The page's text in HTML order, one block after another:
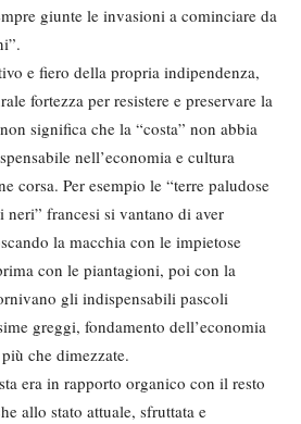
giunte le invasioni a cominciare da
e fiero della propria indipendenza,
fortezza per resistere e preservare la
significa che la “costa” non abbia
nell’economia e cultura
corsa. Per esempio le “terre paludose
neri” francesi si vantano di aver
la macchia con le impietose
con le piantagioni, poi con la
gli indispensabili pascoli
greggi, fondamento dell’economia
che dimezzate.
era in rapporto organico con il resto
allo stato attuale, sfruttata e